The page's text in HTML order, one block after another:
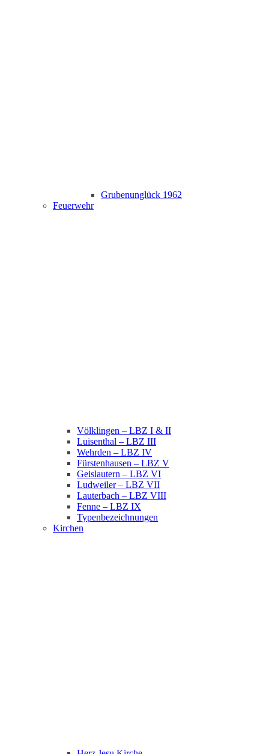
Grubenunglück 1962
Feuerwehr
Völklingen – LBZ I & II
Luisenthal – LBZ III
Wehrden – LBZ IV
Fürstenhausen – LBZ V
Geislautern – LBZ VI
Ludweiler – LBZ VII
Lauterbach – LBZ VIII
Fenne – LBZ IX
Typenbezeichnungen
Kirchen